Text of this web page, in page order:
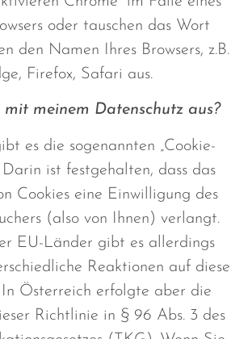
oder tauschen das Wort
den Namen Ihres Browsers, z.B.
Firefox, Safari aus.
mit meinem Datenschutz aus?
es die sogenannten „Cookie-
Darin ist festgehalten, dass das
Cookies eine Einwilligung des
(also von Ihnen) verlangt.
EU-Länder gibt es allerdings
Reaktionen auf diese
In Österreich erfolgte aber die
Richtlinie in § 96 Abs. 3 des